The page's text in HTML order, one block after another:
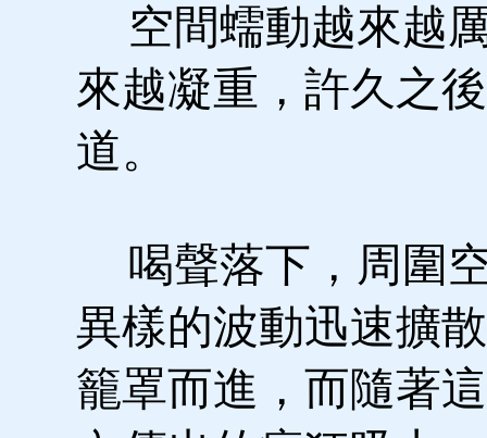
空間蠕動越來越
來越凝重，許久之
道。
喝聲落下，周圍
異樣的波動迅速擴
籠罩而進，而隨著